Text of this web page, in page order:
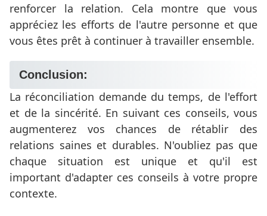
renforcer la relation. Cela montre que vous
appréciez les efforts de l'autre personne et que
vous êtes prêt à continuer à travailler ensemble.
Conclusion:
La réconciliation demande du temps, de l'effort
et de la sincérité. En suivant ces conseils, vous
augmenterez vos chances de rétablir des
relations saines et durables. N'oubliez pas que
chaque situation est unique et qu'il est
important d'adapter ces conseils à votre propre
contexte.